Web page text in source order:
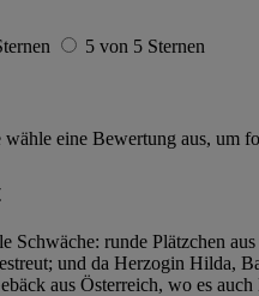
5 von 5 Sternen
wähle eine Bewertung aus, um
runde Plätzchen
und da Herzogin Hilda,
aus Österreich, wo es